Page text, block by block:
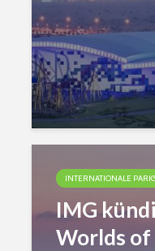
INTERNATIONALE
IMG
Worlds of